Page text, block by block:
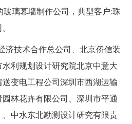
璃幕墙制作公司，典型客户:珠
济技术合作总公司、北京侨信装
利规划设计研究院北京中意大
变电工程公司深圳市西湖运输
林花卉有限公司、深圳市平通
中水东北勘测设计研究有限责